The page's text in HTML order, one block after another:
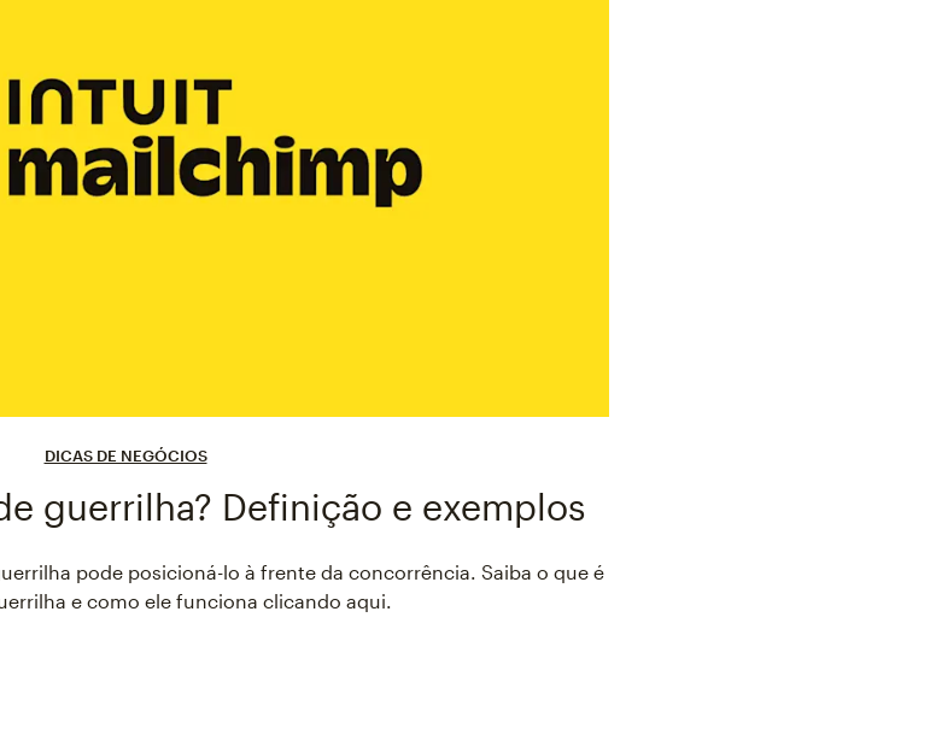
DICAS DE NEGÓCIOS
guerrilha? Definição e exemplos
pode posicioná-lo à frente da concorrência. Saiba o que é
e como ele funciona clicando aqui.